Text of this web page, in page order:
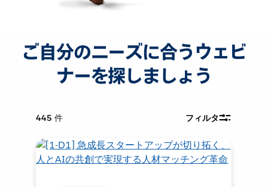
ご自分のニーズに合うウェビ
ナーを探しましょう
445 件 フィルタ